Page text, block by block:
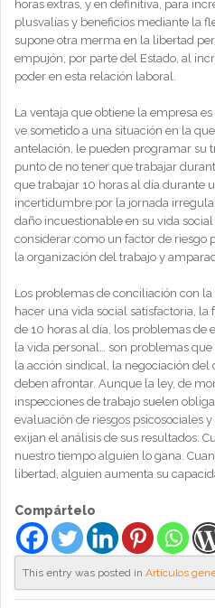
horas extras, y en definitiva, para
plusvalías y beneficios mediante la
supone otra merma en la libertad
empujón, por parte del Estado, al
poder en esta relación laboral.
La ventaja que obtiene la empresa
ve sometido a una situación en la
antelación, le pueden programar su
punto de no tener que trabajar
que trabajar 10 horas al día durante
incertidumbre por la jornada
daño incuestionable en su vida
considerar como un factor de riesgo
la organización del trabajo y
Los problemas de conciliación con
hacer una vida social satisfactoria, la
de 10 horas al día, los problemas de
la vida personal… son problemas
la acción sindical, la negociación del
deben afrontar. Aunque la ley, de
inspecciones de trabajo suelen
evaluación de riesgos psicosociales
exijan el análisis de sus resultados.
nuestro tiempo alguien lo gana.
libertad, alguien aumenta su
Compártelo
This entry was posted in Artículos